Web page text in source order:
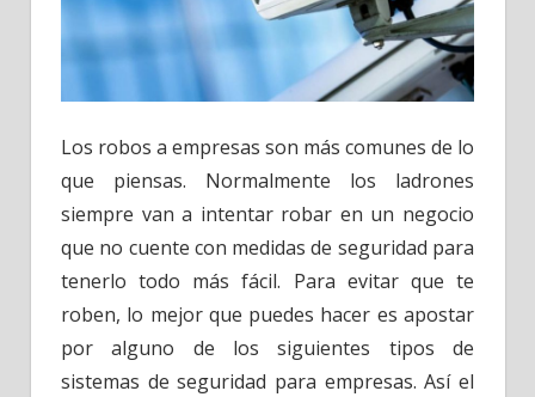
Los robos a empresas son más comunes de lo
que piensas. Normalmente los ladrones
siempre van a intentar robar en un negocio
que no cuente con medidas de seguridad para
tenerlo todo más fácil. Para evitar que te
roben, lo mejor que puedes hacer es apostar
por alguno de los siguientes tipos de
sistemas de seguridad para empresas. Así el